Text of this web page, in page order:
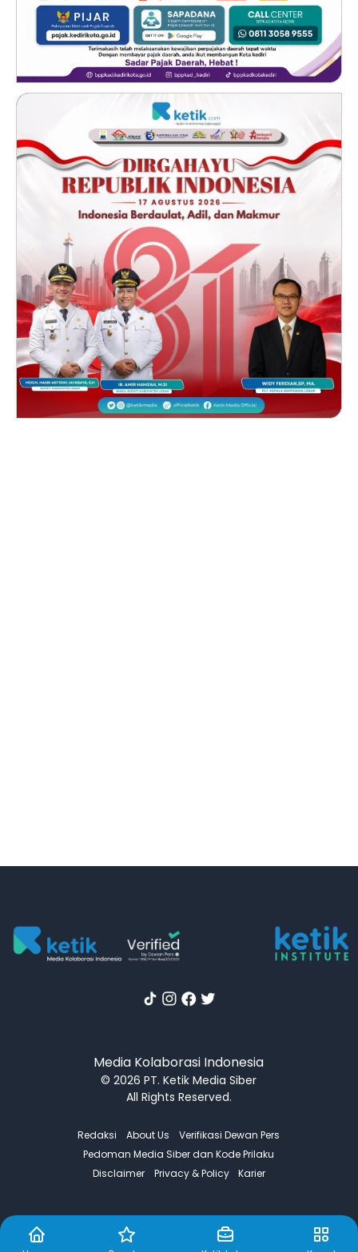
Media Kolaborasi Indonesia
© 2026 PT. Ketik Media Siber
All Rights Reserved.
Redaksi About Us
Verifikasi Dewan Pers
Pedoman Media Siber dan Kode Prilaku
Disclaimer
Privacy & Policy Karier